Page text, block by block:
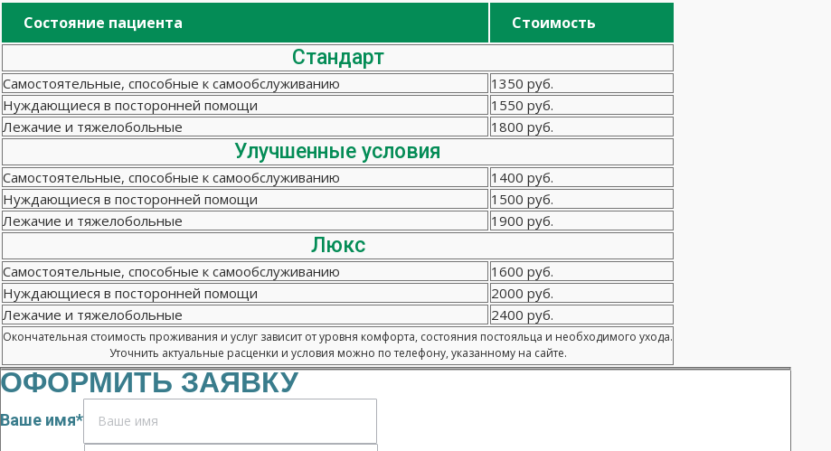
Состояние пациента Стоимость
Стандарт
Самостоятельные, способные к самообслуживанию
1350 руб.
Нуждающиеся в посторонней помощи
1550 руб.
Лежачие и тяжелобольные
1800 руб.
Улучшенные условия
Самостоятельные, способные к самообслуживанию
1400 руб.
Нуждающиеся в посторонней помощи
1500 руб.
Лежачие и тяжелобольные
1900 руб.
Люкс
Самостоятельные, способные к самообслуживанию
1600 руб.
Нуждающиеся в посторонней помощи
2000 руб.
Лежачие и тяжелобольные
2400 руб.
Окончательная стоимость проживания и услуг зависит от уровня комфорта, состояния постояльца и необходимого ухода.
Уточнить актуальные расценки и условия можно по телефону, указанному на сайте.
ОФОРМИТЬ ЗАЯВКУ
Ваше имя*